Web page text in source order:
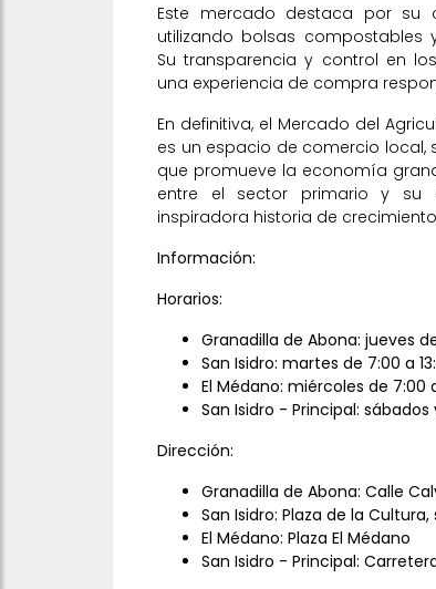
Este mercado destaca por su
utilizando bolsas compostables
Su transparencia y control en
una experiencia de compra
En definitiva, el Mercado del
es un espacio de comercio
que promueve la economía
entre el sector primario y su
inspiradora historia de
Información:
Horarios:
Granadilla de Abona: jueves
San Isidro: martes de 7:00 a
El Médano: miércoles de 7:00
San Isidro - Principal:
Dirección:
Granadilla de Abona: Calle
San Isidro: Plaza de la Cultura,
El Médano: Plaza El Médano
San Isidro - Principal: